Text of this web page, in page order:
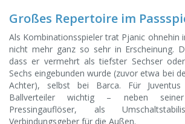
Großes Repertoire im
Als Kombinationsspieler trat Pjanic ohnehin
nicht mehr ganz so sehr in Erscheinung.
dass er vermehrt als tiefster Sechser
Sechs eingebunden wurde (zuvor etwa bei
Achter), selbst bei Barca. Für
Ballverteiler wichtig – neben
Pressingauflöser, als
Verbindungsgeber für die Außen.